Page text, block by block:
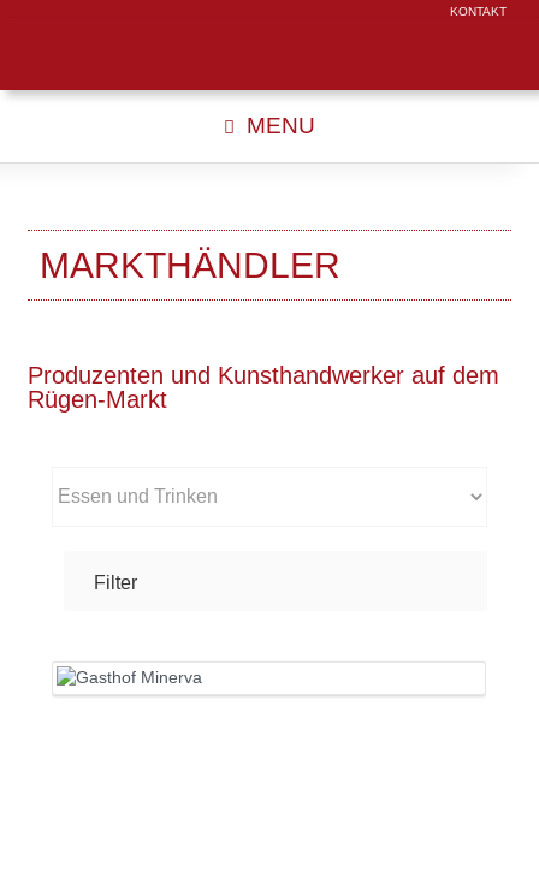
KONTAKT
MENU
MARKTHÄNDLER
Produzenten und Kunsthandwerker auf dem
Rügen-Markt
Filter